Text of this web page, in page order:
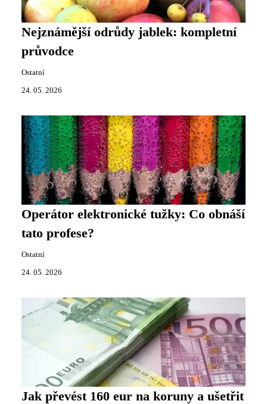
Nejznámější odrůdy jablek: kompletní
průvodce
Ostatní
24. 05. 2026
Operátor elektronické tužky: Co obnáší
tato profese?
Ostatní
24. 05. 2026
Jak převést 160 eur na koruny a ušetřit